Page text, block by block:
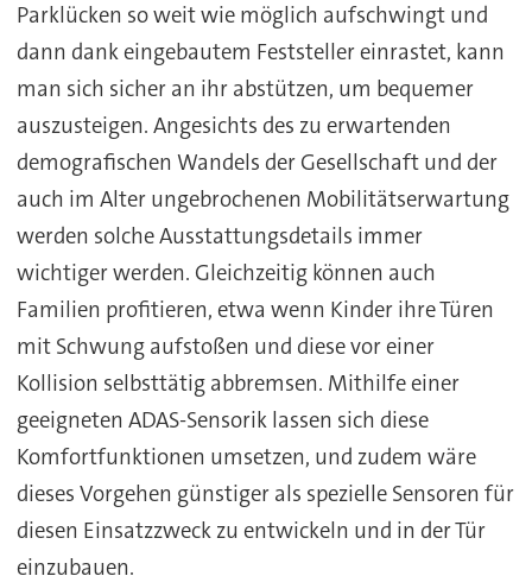
Parklücken so weit wie möglich aufschwingt und
dann dank eingebautem Feststeller einrastet, kann
man sich sicher an ihr abstützen, um bequemer
auszusteigen. Angesichts des zu erwartenden
demografischen Wandels der Gesellschaft und der
auch im Alter ungebrochenen Mobilitätserwartung
werden solche Ausstattungsdetails immer
wichtiger werden. Gleichzeitig können auch
Familien profitieren, etwa wenn Kinder ihre Türen
mit Schwung aufstoßen und diese vor einer
Kollision selbsttätig abbremsen. Mithilfe einer
geeigneten ADAS-Sensorik lassen sich diese
Komfortfunktionen umsetzen, und zudem wäre
dieses Vorgehen günstiger als spezielle Sensoren für
diesen Einsatzzweck zu entwickeln und in der Tür
einzubauen.